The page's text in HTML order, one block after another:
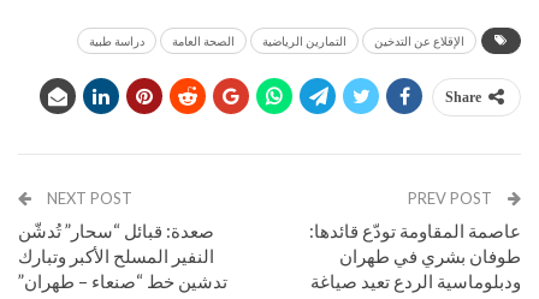
الإقلاع عن التدخين التمارين الرياضية الصحة العامة دراسة طبية
Share
عاصمة المقاومة تودّع قائدها:
طوفان بشري في طهران
ودبلوماسية الردع تعيد صياغة
NEXT POST
صعدة: قبائل “سحار” تُدشّن
النفير المسلح الأكبر وتبارك
تدشين خط “صنعاء – طهران”